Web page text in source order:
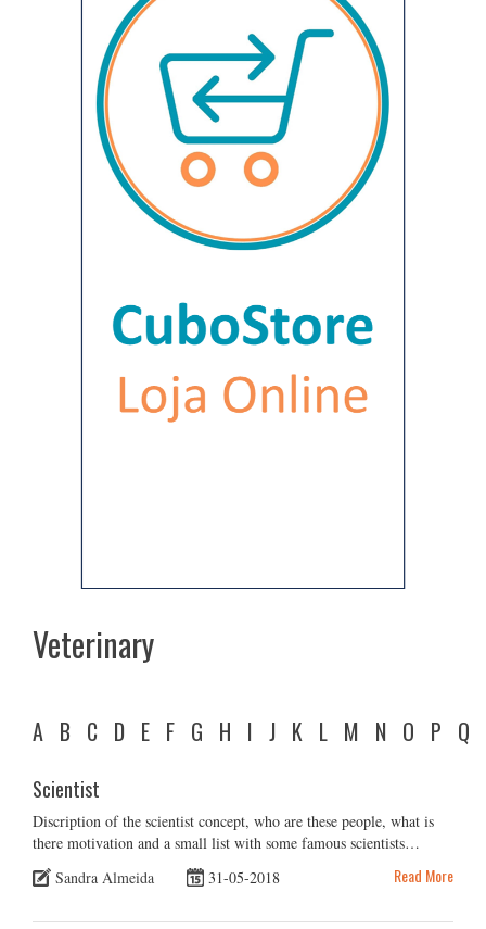
Veterinary
A B C D E F G H I J K L M N O P Q
Scientist
Discription of the scientist concept, who are these people, what is
there motivation and a small list with some famous scientists…
Sandra Almeida
31-05-2018 Read More